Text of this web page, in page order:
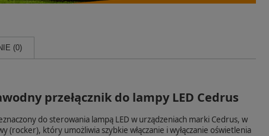
(0)
przełącznik do lampy LED Cedrus
do sterowania lampą LED w urządzeniach marki Cedrus, w
(rocker), który umożliwia szybkie włączanie i wyłączanie oświetlenia